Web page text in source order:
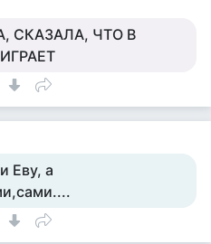
СКАЗАЛА, ЧТО В
Еву, а